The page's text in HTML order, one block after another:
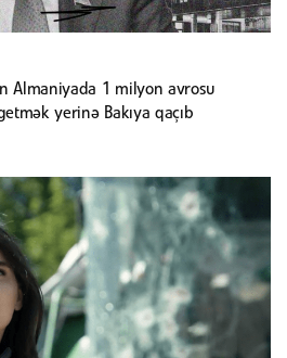
Almaniyada 1 milyon avrosu
yerinə Bakıya qaçıb